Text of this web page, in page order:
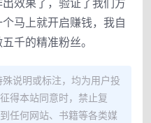
马上就开启赚钱，我自
千的精准粉丝。
说明或标注，均为用户投
得本站同意时，禁止复
任何网站、书籍等各类媒